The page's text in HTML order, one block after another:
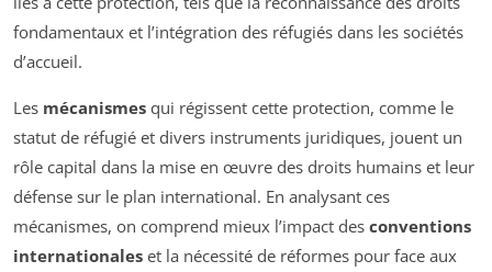
fondamentaux et l’intégration des réfugiés dans les sociétés
d’accueil.
Les mécanismes qui régissent cette protection, comme le
statut de réfugié et divers instruments juridiques, jouent un
rôle capital dans la mise en œuvre des droits humains et leur
défense sur le plan international. En analysant ces
mécanismes, on comprend mieux l’impact des conventions
internationales et la nécessité de réformes pour face aux